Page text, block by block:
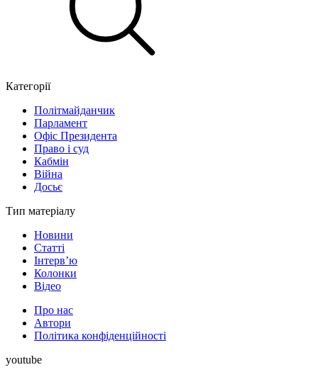
Категорії
Політмайданчик
Парламент
Офіс Президента
Право і суд
Кабмін
Війна
Досьє
Тип матеріалу
Новини
Статті
Інтерв’ю
Колонки
Відео
Про нас
Автори
Політика конфіденційності
youtube